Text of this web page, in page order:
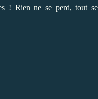
! Rien ne se perd, tout se